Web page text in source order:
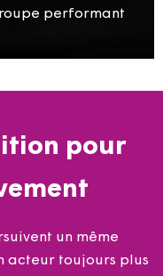
performant
pour
un même
acteur toujours plus